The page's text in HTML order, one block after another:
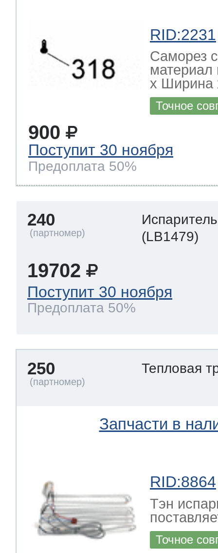
RID:2231
Саморез
х Ширина
Точное
900
Поступит 30 ноября
Предоплата 50%
240
Испаритель
(LB1479)
19702
Поступит 30 ноября
Предоплата 50%
250 Тепловая
Запчасти в
RID:8864
Тэн
Точное